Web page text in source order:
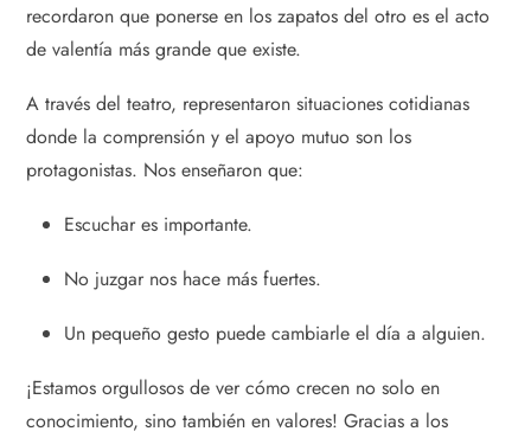
recordaron que ponerse en los zapatos del otro es el acto
de valentía más grande que existe.
A través del teatro, representaron situaciones cotidianas
donde la comprensión y el apoyo mutuo son los
protagonistas. Nos enseñaron que:
Escuchar es importante.
No juzgar nos hace más fuertes.
Un pequeño gesto puede cambiarle el día a alguien.
¡Estamos orgullosos de ver cómo crecen no solo en
conocimiento, sino también en valores! Gracias a los